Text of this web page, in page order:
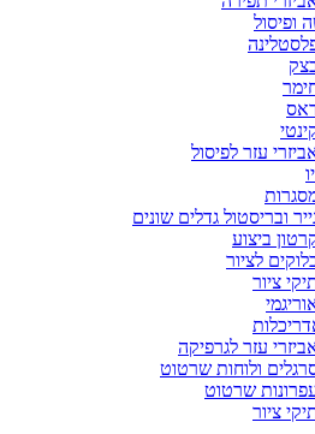
ופיסול
עזר לפיסול
ובריסטול גדלים שונים
ביצוע
לציור
ציור
עזר לגרפיקה
ולוחות שרטוט
שרטוט
ציור